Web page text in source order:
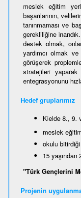
meslek eğitim
başarılarının,
tanınmaması ve
gerekliliğine
destek olmak,
yardımcı olmak
görüşerek
stratejileri
entegrasyonunu
Hedef gruplarımız
Kielde 8., 9.
meslek
okulu
15
"Türk Gençlerini
Projenin